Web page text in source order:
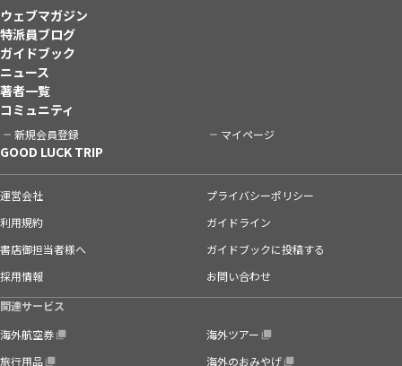
ウェブマガジン
特派員ブログ
ガイドブック
ニュース
著者一覧
コミュニティ
新規会員登録 マイページ
GOOD LUCK TRIP
運営会社
プライバシーポリシー
利用規約
ガイドライン
書店御担当者様へ
ガイドブックに投稿する
採用情報
お問い合わせ
関連サービス
海外航空券
海外ツアー
旅行用品
海外のおみやげ